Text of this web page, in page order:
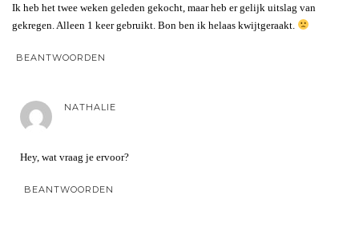
Ik heb het twee weken geleden gekocht, maar heb er gelijk uitslag van
gekregen. Alleen 1 keer gebruikt. Bon ben ik helaas kwijtgeraakt.
BEANTWOORDEN
NATHALIE
Hey, wat vraag je ervoor?
BEANTWOORDEN